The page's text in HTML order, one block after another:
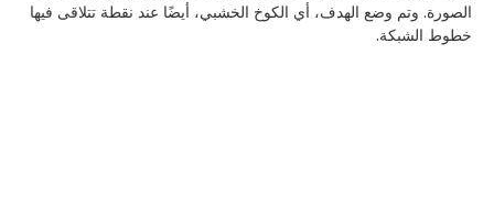
الصورة. وتم وضع الهدف، أي الكوخ الخشبي، أيضًا عند نقطة تتلاقى فيها
خطوط الشبكة.